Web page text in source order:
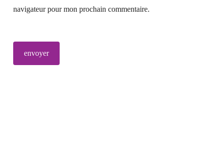
navigateur pour mon prochain commentaire.